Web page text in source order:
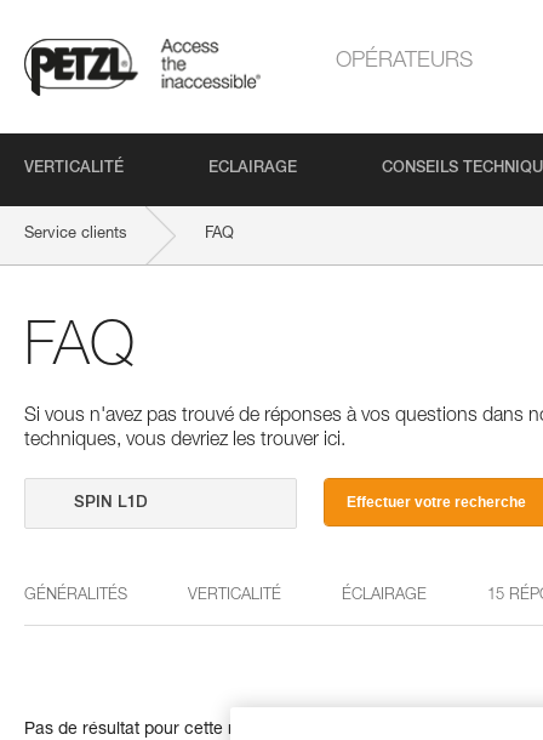
OPÉRATEURS
VERTICALITÉ ECLAIRAGE CONSEILS
Service clients FAQ
FAQ
Si vous n'avez pas trouvé de réponses à vos questions dans
techniques, vous devriez les trouver ici.
Effectuer votre recherche
GÉNÉRALITÉS VERTICALITÉ ÉCLAIRAGE 15
Pas de résultat pour cette recherche